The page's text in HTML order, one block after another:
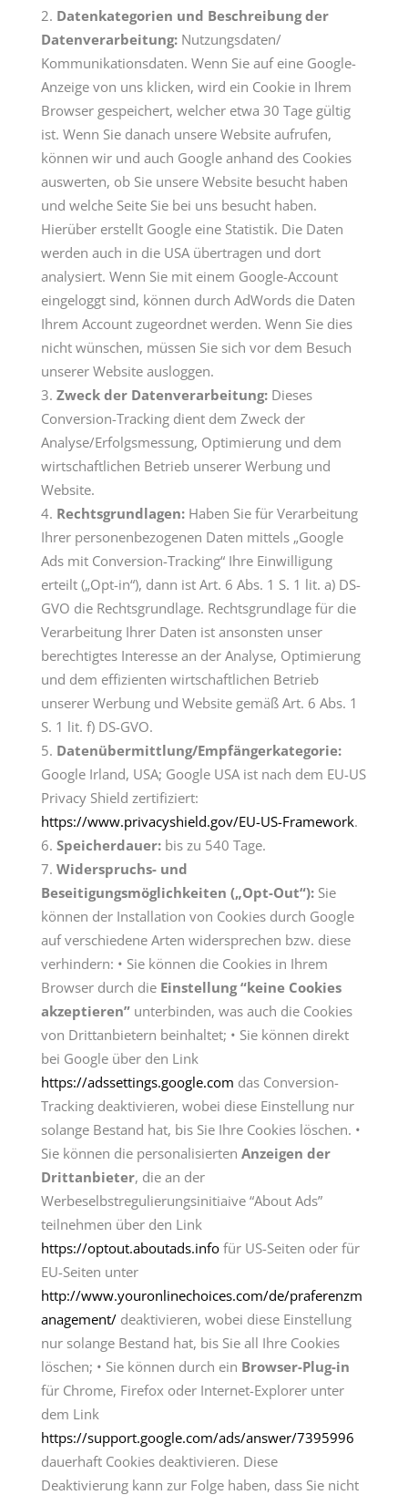
Datenkategorien und Beschreibung der
Datenverarbeitung:Nutzungsdaten/
Kommunikationsdaten. Wenn Sie auf eine Google-
Anzeige von uns klicken, wird ein Cookie in Ihrem
Browser gespeichert, welcher etwa 30 Tage gültig
ist. Wenn Sie danach unsere Website aufrufen,
können wir und auch Google anhand des Cookies
auswerten, ob Sie unsere Website besucht haben
und welche Seite Sie bei uns besucht haben.
Hierüber erstellt Google eine Statistik. Die Daten
werden auch in die USA übertragen und dort
analysiert. Wenn Sie mit einem Google-Account
eingeloggt sind, können durch AdWords die Daten
Ihrem Account zugeordnet werden. Wenn Sie dies
nicht wünschen, müssen Sie sich vor dem Besuch
unserer Website ausloggen.
Zweck der Datenverarbeitung:Dieses
Conversion-Tracking dient dem Zweck der
Analyse/Erfolgsmessung, Optimierung und dem
wirtschaftlichen Betrieb unserer Werbung und
Website.
Rechtsgrundlagen:Haben Sie für Verarbeitung
Ihrer personenbezogenen Daten mittels „Google
Ads mit Conversion-Tracking“ Ihre Einwilligung
erteilt („Opt-in“), dann ist Art. 6 Abs. 1 S. 1 lit. a) DS-
GVO die Rechtsgrundlage. Rechtsgrundlage für die
Verarbeitung Ihrer Daten ist ansonsten unser
berechtigtes Interesse an der Analyse, Optimierung
und dem effizienten wirtschaftlichen Betrieb
unserer Werbung und Website gemäß Art. 6 Abs. 1
S. 1 lit. f) DS-GVO.
Datenübermittlung/Empfängerkategorie:
Google Irland, USA; Google USA ist nach dem EU-US
Privacy Shield zertifiziert:
https://www.privacyshield.gov/EU-US-Framework.
Speicherdauer:bis zu 540 Tage.
Widerspruchs- und
Beseitigungsmöglichkeiten („Opt-Out“):Sie
können der Installation von Cookies durch Google
auf verschiedene Arten widersprechen bzw. diese
verhindern: • Sie können die Cookies in Ihrem
Browser durch die Einstellung “keine Cookies
akzeptieren”unterbinden, was auch die Cookies
von Drittanbietern beinhaltet; • Sie können direkt
bei Google über den Link
https://adssettings.google.com das Conversion-
Tracking deaktivieren, wobei diese Einstellung nur
solange Bestand hat, bis Sie Ihre Cookies löschen. •
Sie können die personalisierten Anzeigen der
Drittanbieter, die an der
Werbeselbstregulierungsinitiaive “About Ads”
teilnehmen über den Link
https://optout.aboutads.infofür US-Seiten oder für
EU-Seiten unter
http://www.youronlinechoices.com/de/praferenzm
anagement/deaktivieren, wobei diese Einstellung
nur solange Bestand hat, bis Sie all Ihre Cookies
löschen; • Sie können durch ein Browser-Plug-in
für Chrome, Firefox oder Internet-Explorer unter
dem Link
https://support.google.com/ads/answer/7395996
dauerhaft Cookies deaktivieren. Diese
Deaktivierung kann zur Folge haben, dass Sie nicht